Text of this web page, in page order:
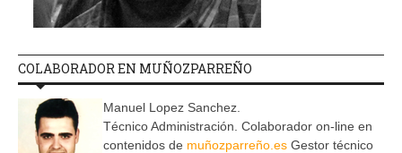
COLABORADOR EN MUÑOZPARREÑO
Manuel Lopez Sanchez.
Técnico Administración. Colaborador on-line en
contenidos de muñozparreño.es Gestor técnico